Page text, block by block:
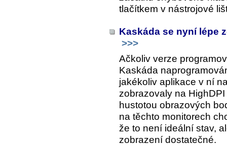
tlačítkem v nástrojové
Kaskáda se nyní lépe
>>>
Ačkoliv verze
Kaskáda
jakékoliv aplikace v ní
zobrazovaly na
hustotou obrazových
na těchto monitorech
že to není ideální stav,
zobrazení dostatečné.